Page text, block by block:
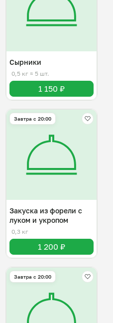
Сырники
0,5 кг ≈ 5 шт.
1 150 ₽
Завтра c 20:00
Закуска из форели с
луком и укропом
0,3 кг
1 200 ₽
Завтра c 20:00